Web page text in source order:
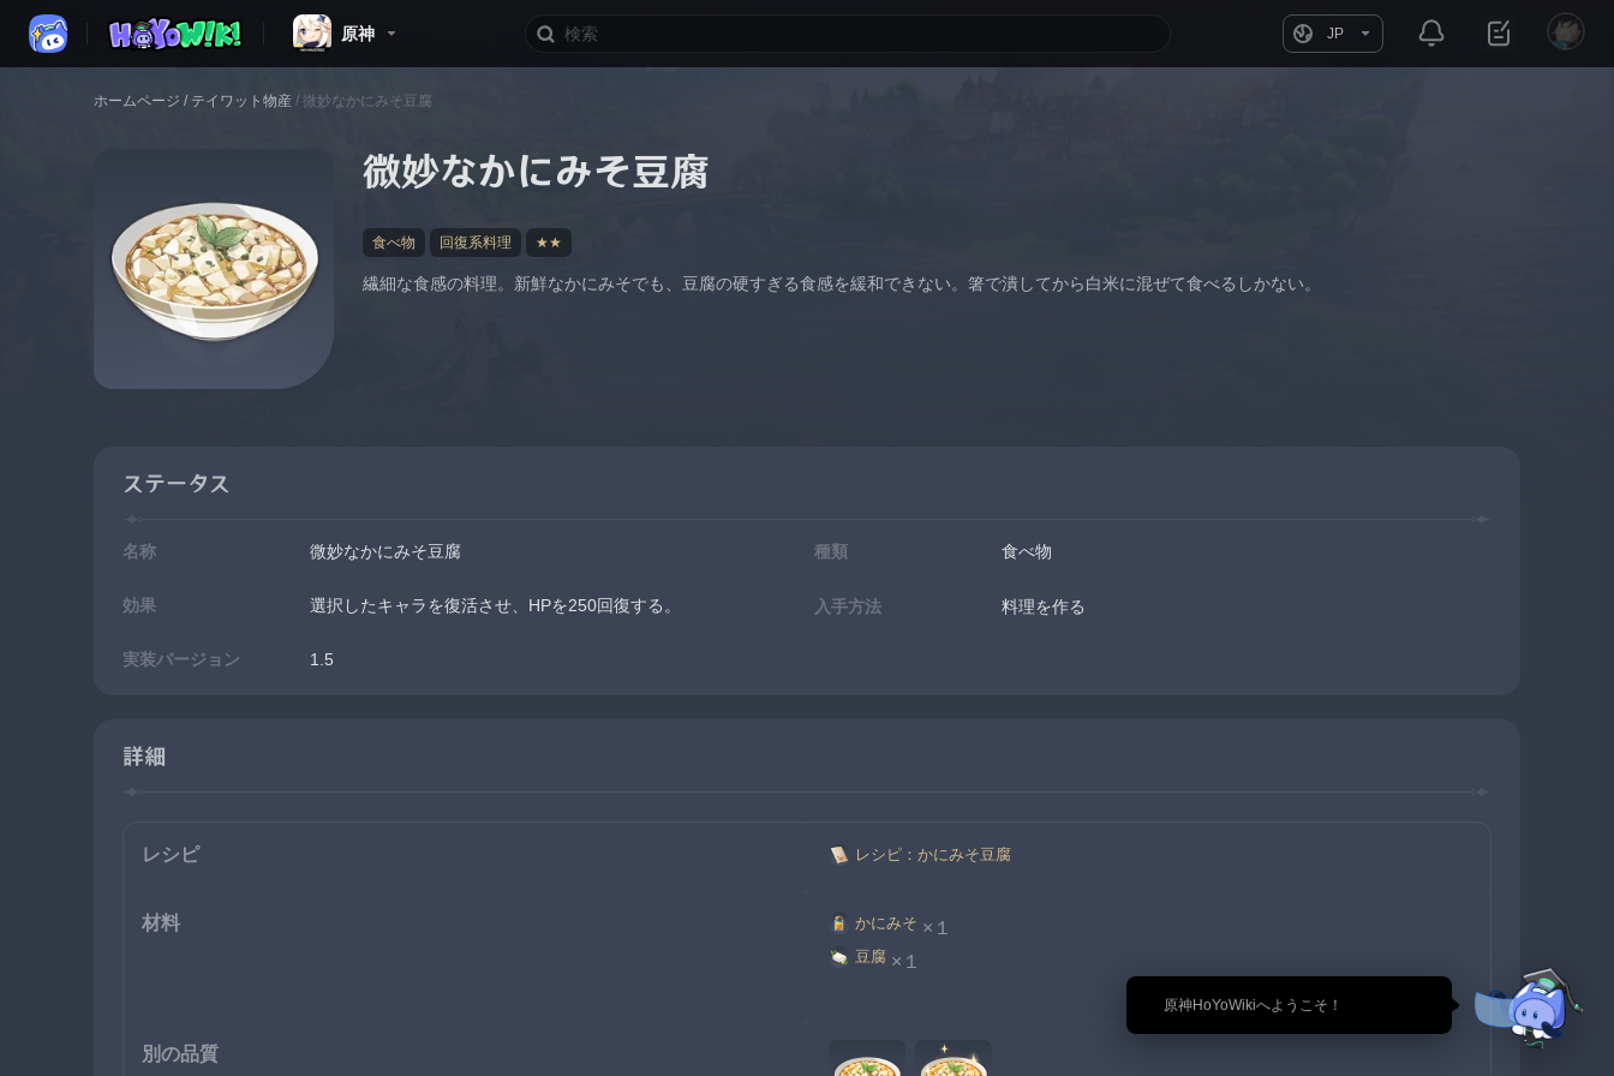
原神 JP
🎉 原神HoYoWikiへようこそ！
ホームページ / テイワット物産 / 微妙なかにみそ豆腐
微妙なかにみそ豆腐
食べ物 回復系料理 ★★
繊細な食感の料理。新鮮なかにみそでも、豆腐の硬すぎる食感を緩和できない。箸で潰してから白米に混ぜて食べるしかない。
ステータス
名称 微妙なかにみそ豆腐 種類 食べ物
効果 選択したキャラを復活させ、HPを250回復する。 入手方法 料理を作る
実装バージョン 1.5
詳細
レシピ レシピ：かにみそ豆腐
材料 かにみそ ×１
豆腐 ×１
別の品質